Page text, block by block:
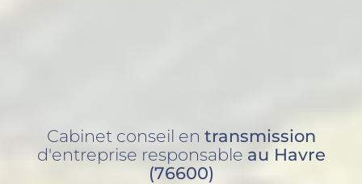
Cabinet conseil en transmission
d'entreprise responsable au Havre
(76600)